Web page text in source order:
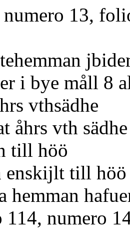
13,
måll 8
åhrs vth
till höö
till
hafuer
numero